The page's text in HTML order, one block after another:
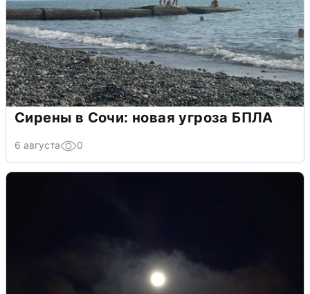
Сирены в Сочи: новая угроза БПЛА
6 августа 0